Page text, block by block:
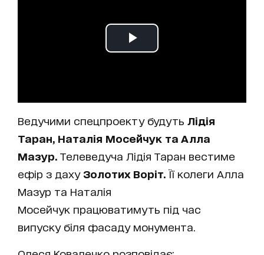
Ведучими спецпроекту будуть Лідія
Таран, Наталія Мосейчук та Алла
Мазур. Телеведуча Лідія Таран вестиме
ефір з даху Золотих Воріт. Її колеги Алла
Мазур та Наталія
Мосейчук працюватимуть під час
випуску біля фасаду монумента.